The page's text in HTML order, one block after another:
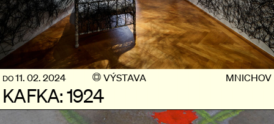
DO11. 02. 2024 VÝSTAVA MNICHOV
KAFKA: 1924